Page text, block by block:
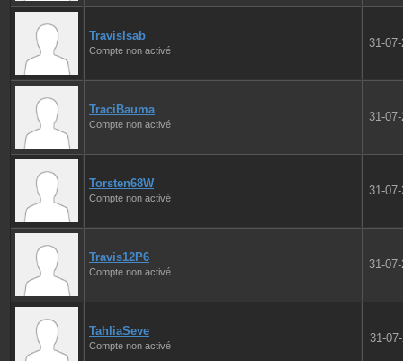
TravisIsab
Compte non activé
31-
TraciBauma
Compte non activé
31-
Torsten68W
Compte non activé
31-
Travis12P6
Compte non activé
31-
TahliaSeve
Compte non activé
31-